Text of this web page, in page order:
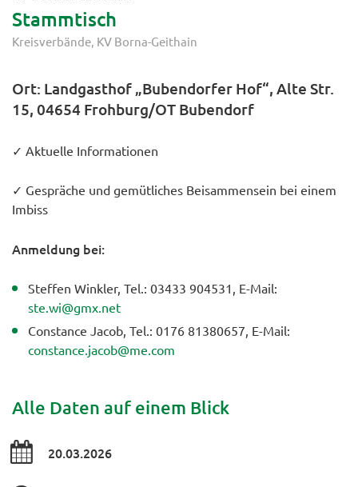
Stammtisch
Kreisverbände KV Borna-Geithain
Ort: Landgasthof „Bubendorfer Hof“, Alte Str.
15, 04654 Frohburg/OT Bubendorf
✓ Aktuelle Informationen
✓ Gespräche und gemütliches Beisammensein bei einem
Imbiss
Anmeldung bei:
Steffen Winkler, Tel.: 03433 904531, E-Mail:
ste.wi@gmx.net
Constance Jacob, Tel.: 0176 81380657, E-Mail:
constance.jacob@me.com
Alle Daten auf einem Blick
20.03.2026